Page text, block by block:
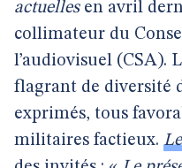
actuellesen avril
collimateur du
l’audiovisuel (CSA).
flagrant de diversité
exprimés, tous
militaires factieux.